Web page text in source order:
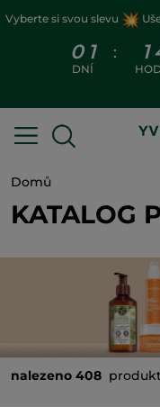
Vyberte si svou slevu
0 1
DNÍ
: 1
Domů
KATALOG
nalezeno 408